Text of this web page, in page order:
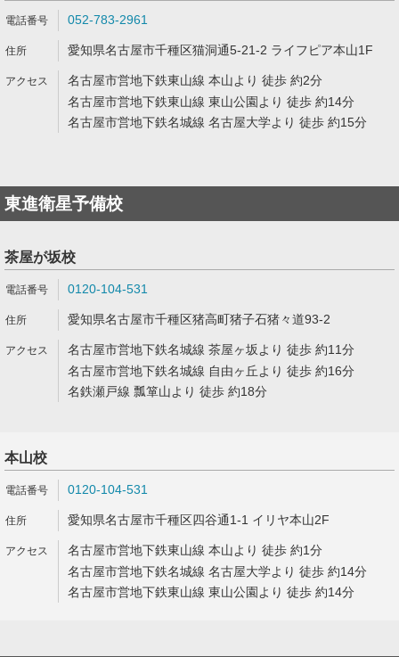
052-783-2961
愛知県名古屋市千種区猫洞通5-21-2 ライフピア本山1F
名古屋市営地下鉄東山線 本山より 徒歩 約2分
名古屋市営地下鉄東山線 東山公園より 徒歩 約14分
名古屋市営地下鉄名城線 名古屋大学より 徒歩 約15分
東進衛星予備校
茶屋が坂校
0120-104-531
愛知県名古屋市千種区猪高町猪子石猪々道93-2
名古屋市営地下鉄名城線 茶屋ヶ坂より 徒歩 約11分
名古屋市営地下鉄名城線 自由ヶ丘より 徒歩 約16分
名鉄瀬戸線 瓢箪山より 徒歩 約18分
本山校
0120-104-531
愛知県名古屋市千種区四谷通1-1 イリヤ本山2F
名古屋市営地下鉄東山線 本山より 徒歩 約1分
名古屋市営地下鉄名城線 名古屋大学より 徒歩 約14分
名古屋市営地下鉄東山線 東山公園より 徒歩 約14分